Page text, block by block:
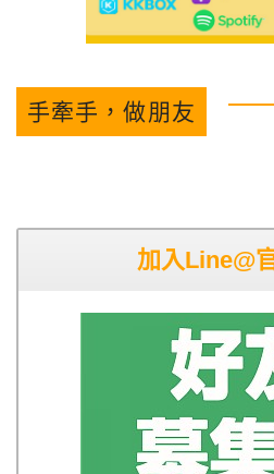
手牽手，做朋友
加入Line@